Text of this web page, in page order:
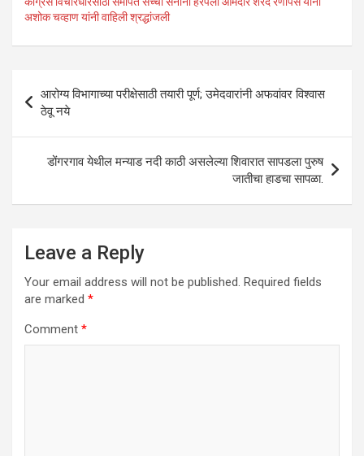
s
A
p
p
b
o
k
er dI
n
अशोक चव्हाण यांनी वाहिली श्रद्धांजली
navigation
आरोग्य विभागाच्या परीक्षेसाठी तयारी पूर्ण; उमेदवारांनी अफवांवर विश्वास
ठेवू नये
डोंगरगाव येथील मन्याड नदी काठी असलेल्या शिवारात सापडला पुरुष
जातीचा हाडचा सापळा.
Leave a Reply
Your email address will not be published. Required fields
are marked *
Comment *